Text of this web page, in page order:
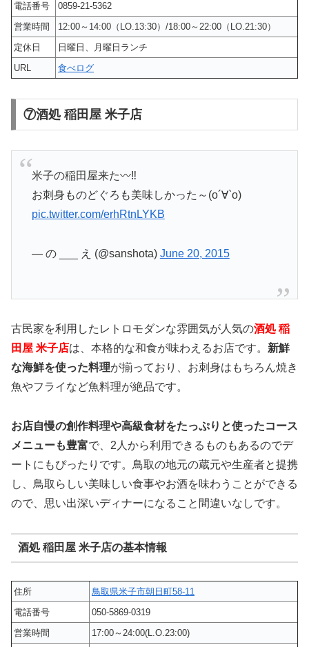
電話番号
0859-21-5362
営業時間
12:00～14:00（LO.13:30）/18:00～22:00（LO.21:30）
定休日
日曜日、月曜日ランチ
URL
食べログ
⑦酒処 稲田屋 米子店
米子の稲田屋来た〰‼
お刺身ものどぐろも美味しかった～(о´∀`о)
pic.twitter.com/erhRtnLYKB
— の ___ え (@sanshota) June 20, 2015
古民家を利用したレトロモダンな雰囲気が人気の酒処 稲
田屋 米子店は、本格的な和食が味わえるお店です。 新鮮
な海鮮を使った料理が揃っており、お刺身はもちろん焼き
魚やフライなど魚料理が絶品です。
お店自慢の創作料理や高級食材をたっぷりと使ったコース
メニューも豊富で、2人から利用できるものもあるのでデ
ートにもぴったりです。鳥取の地元の蔵元や生産者と提携
し、鳥取らしい美味しい食事やお酒を味わうことができる
ので、思い出深いディナーになること間違いなしです。
酒処 稲田屋 米子店の基本情報
住所
鳥取県米子市朝日町58-11
電話番号
050-5869-0319
営業時間
17:00～24:00(L.O.23:00)